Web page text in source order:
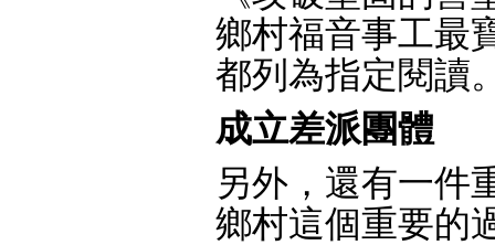
鄉村福音事工最
都列為指定閱讀
成立差派團體
另外，還有一件
鄉村這個重要